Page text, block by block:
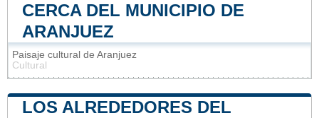
CERCA DEL MUNICIPIO DE
ARANJUEZ
Paisaje cultural de Aranjuez
Cultural
LOS ALREDEDORES DEL